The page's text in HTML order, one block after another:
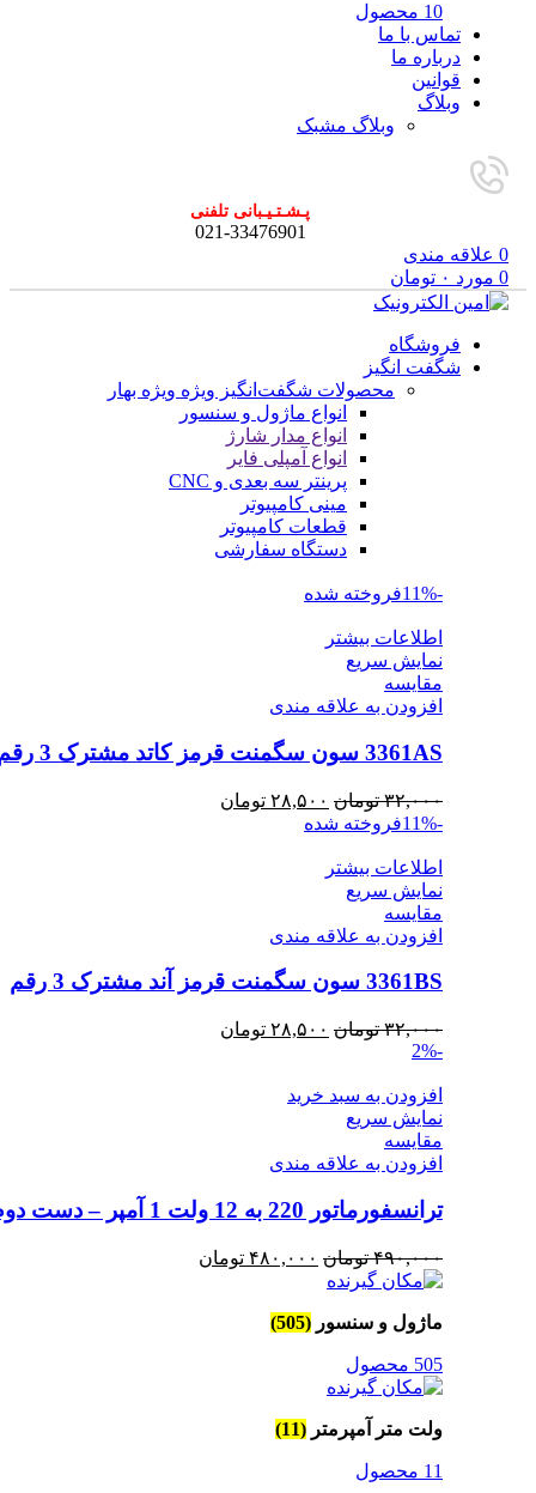
10 محصول
تماس با ما
درباره ما
قوانین
وبلاگ
وبلاگ مشبک
پـشـتـیـبانی تلفنی
021-33476901
0 علاقه مندی
0 مورد ۰ تومان
فروشگاه
شگفت انگیز
محصولات شگفت‌انگیز ویژه ویژه بهار
انواع ماژول و سنسور
انواع مدار شارژ
انواع آمپلی فایر
پرینتر سه بعدی و CNC
مینی کامپیوتر
قطعات کامپیوتر
دستگاه سفارشی
-11% فروخته شده
اطلاعات بیشتر
نمایش سریع
مقايسه
افزودن به علاقه مندی
3361AS سون سگمنت قرمز کاتد مشترک 3 رقم
۳۲,۰۰۰ تومان قیمت
اصلی
۲۸,۵۰۰ تومان
-11% فروخته شده
اطلاعات بیشتر
نمایش سریع
مقايسه
افزودن به علاقه مندی
3361BS سون سگمنت قرمز آند مشترک 3 رقم
۳۲,۰۰۰ تومان قیمت
بود.
۲۸,۵۰۰ تومان
-2%
افزودن به سبد خرید
نمایش سریع
مقايسه
افزودن به علاقه مندی
ترانسفورماتور 220 به 12 ولت 1 آمپر – دست دوم
۴۹۰,۰۰۰ تومان قیمت
بود.
۴۸۰,۰۰۰ تومان
ماژول و سنسور (505)
505 محصول
ولت متر آمپرمتر (11)
11 محصول